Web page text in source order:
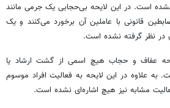
است. در این لایحه بی‌حجابی یک جرمی مانند
قانونی با عاملین آن برخورد می‌کنند و یک
در نظر گرفته نشده است.
عفاف و حجاب هیچ اسمی از گشت ارشاد یا
به علاوه در این لایحه به فعالیت افراد موسوم
مشابه نیز هیچ اشاره‌ای نشده است.